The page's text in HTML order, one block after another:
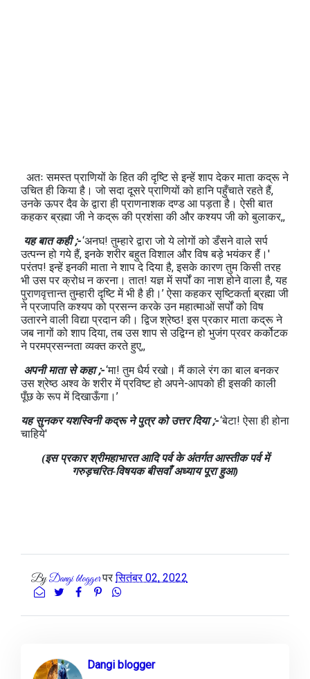
अतः समस्त प्राणियों के हित की दृष्टि से इन्हें शाप देकर माता कद्रू ने
उचित ही किया है। जो सदा दूसरे प्राणियों को हानि पहुँचाते रहते हैं,
उनके ऊपर दैव के द्वारा ही प्राणनाशक दण्ड आ पड़ता है। ऐसी बात
कहकर ब्रह्मा जी ने कद्रू की प्रशंसा की और कश्यप जी को बुलाकर,,
यह बात कही ;-‘अनघ! तुम्हारे द्वारा जो ये लोगों को डँसने वाले सर्प
उत्पन्न हो गये हैं, इनके शरीर बहुत विशाल और विष बड़े भयंकर हैं।'
परंतप! इन्हें इनकी माता ने शाप दे दिया है, इसके कारण तुम किसी तरह
भी उस पर क्रोध न करना। तात! यज्ञ में सर्पों का नाश होने वाला है, यह
पुराणवृत्तान्त तुम्हारी दृष्टि में भी है ही।’ ऐसा कहकर सृष्टिकर्ता ब्रह्मा जी
ने प्रजापति कश्यप को प्रसन्न करके उन महात्माओं सर्पों को विष
उतारने वाली विद्या प्रदान की। द्विज श्रेष्ठ! इस प्रकार माता कद्रू ने
जब नागों को शाप दिया, तब उस शाप से उद्विग्न हो भुजंग प्रवर कर्कोटक
ने परमप्रसन्नता व्यक्त करते हुए,,
अपनी माता से कहा ;-‘मा! तुम धैर्य रखो। मैं काले रंग का बाल बनकर
उस श्रेष्ठ अश्व के शरीर में प्रविष्ट हो अपने-आपको ही इसकी काली
पूँछ के रूप में दिखाऊँगा।’
यह सुनकर यशस्विनी कद्रू ने पुत्र को उत्तर दिया ;-‘बेटा! ऐसा ही होना
चाहिये'
(इस प्रकार श्रीमहाभारत आदि पर्व के अंतर्गत आस्तीक पर्व में
गरुड़चरित-विषयक बीसवाँ अध्याय पूरा हुआ)
ByDangi bloggerपरसितंबर 02, 2022
Dangi blogger